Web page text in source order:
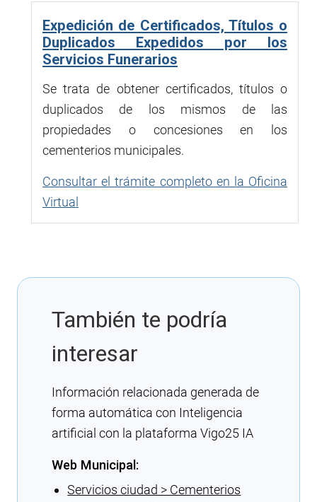
Expedición de Certificados, Títulos o
Duplicados Expedidos por los
Servicios Funerarios
Se trata de obtener certificados, títulos o
duplicados de los mismos de las
propiedades o concesiones en los
cementerios municipales.
Consultar el trámite completo en la Oficina
Virtual
También te podría
interesar
Información relacionada generada de
forma automática con Inteligencia
artificial con la plataforma Vigo25 IA
Web Municipal:
Servicios ciudad > Cementerios